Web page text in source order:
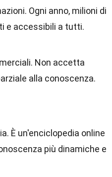
Ogni anno, milioni di
e accessibili a tutti.
Non accetta
alla conoscenza.
È un'enciclopedia online
più dinamiche e